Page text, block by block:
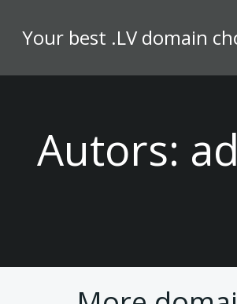
content
Your best .LV domain
Autors: